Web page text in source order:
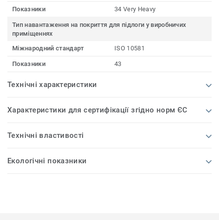
Показники 34 Very Heavy
Тип навантаження на покриття для підлоги у виробничих
приміщеннях
Міжнародний стандарт
ISO 10581
Показники 43
Технічні характеристики
Характеристики для сертифікації згідно норм ЄС
Технічні властивості
Екологічні показники